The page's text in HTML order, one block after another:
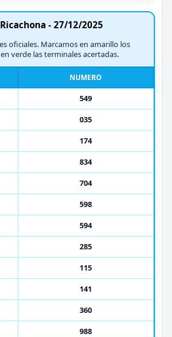
- 27/12/2025
oficiales. Marcamos en amarillo los
verde las terminales acertadas.
NUMERO
549
035
174
834
704
598
594
285
115
141
360
988